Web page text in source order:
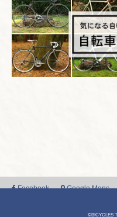
Facebook Google Maps
©BICYCLES